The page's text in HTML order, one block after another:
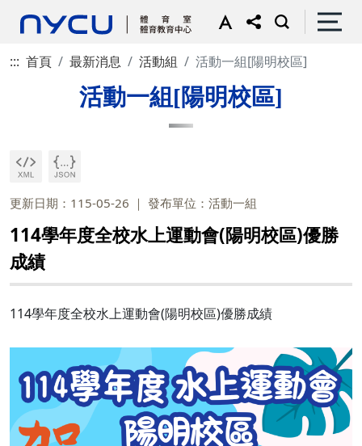
::: 首頁 最新消息 活動組 活動一組[陽明校區]
活動一組[陽明校區]
更新日期：115-05-26 發布單位：活動一組
114學年度全校水上運動會(陽明校區)優勝
成績
114學年度全校水上運動會(陽明校區)優勝成績